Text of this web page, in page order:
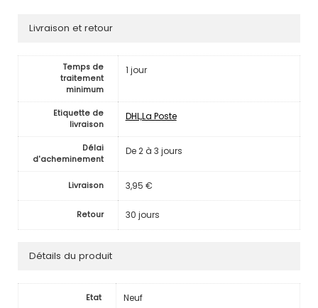
Livraison et retour
Temps de
traitement
minimum
1 jour
Etiquette de
livraison
DHL,La Poste
Délai
d'acheminement
De 2 à 3 jours
Livraison 3,95 €
Retour 30 jours
Détails du produit
Etat Neuf